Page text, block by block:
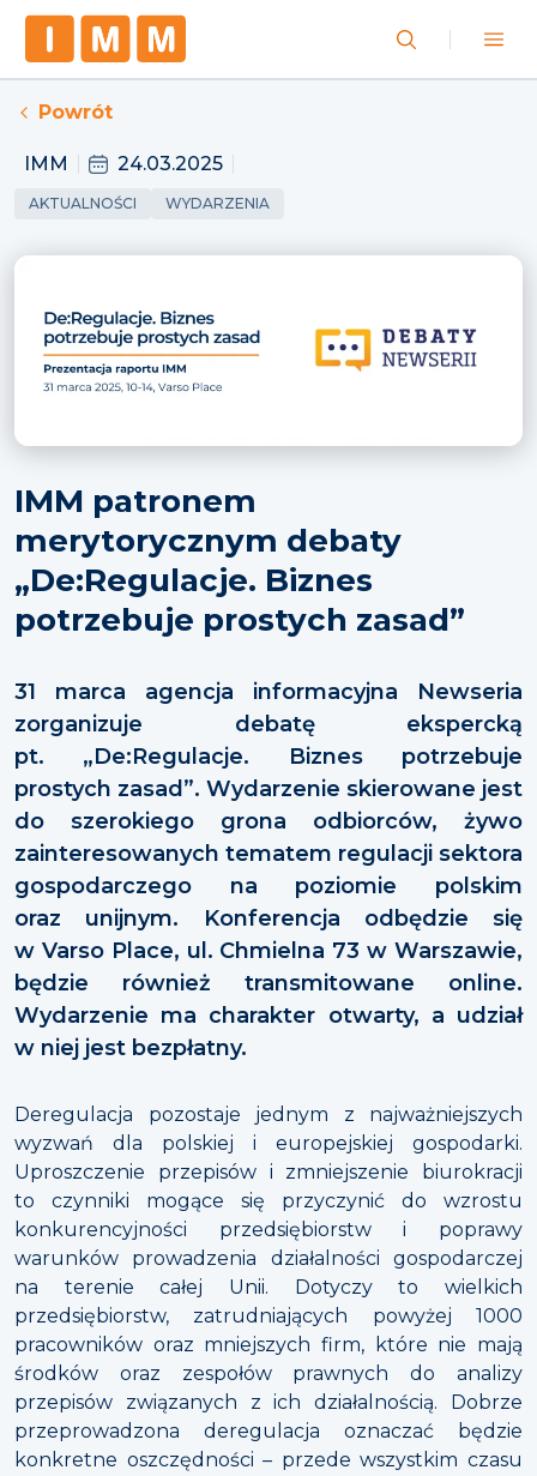
Powrót
IMM 24.03.2025
AKTUALNOŚCI WYDARZENIA
IMM patronem
merytorycznym debaty
„De:Regulacje. Biznes
potrzebuje prostych zasad”
31 marca agencja informacyjna Newseria
zorganizuje debatę ekspercką
pt. „De:Regulacje. Biznes potrzebuje
prostych zasad”. Wydarzenie skierowane jest
do szerokiego grona odbiorców, żywo
zainteresowanych tematem regulacji sektora
gospodarczego na poziomie polskim
oraz unijnym. Konferencja odbędzie się
w Varso Place, ul. Chmielna 73 w Warszawie,
będzie również transmitowane online.
Wydarzenie ma charakter otwarty, a udział
w niej jest bezpłatny.
Deregulacja pozostaje jednym z najważniejszych
wyzwań dla polskiej i europejskiej gospodarki.
Uproszczenie przepisów i zmniejszenie biurokracji
to czynniki mogące się przyczynić do wzrostu
konkurencyjności przedsiębiorstw i poprawy
warunków prowadzenia działalności gospodarczej
na terenie całej Unii. Dotyczy to wielkich
przedsiębiorstw, zatrudniających powyżej 1000
pracowników oraz mniejszych firm, które nie mają
środków oraz zespołów prawnych do analizy
przepisów związanych z ich działalnością. Dobrze
przeprowadzona deregulacja oznaczać będzie
konkretne oszczędności – przede wszystkim czasu